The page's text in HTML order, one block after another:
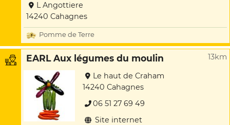
L Angottiere
14240 Cahagnes
Pomme de Terre
EARL Aux légumes du moulin 13km
Le haut de Craham
14240 Cahagnes
06 51 27 69 49
Site internet